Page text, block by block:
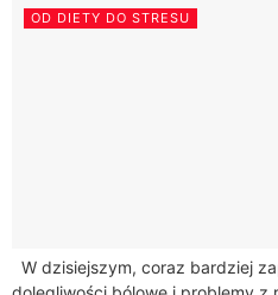
OD DIETY DO STRESU
W dzisiejszym, coraz bardziej